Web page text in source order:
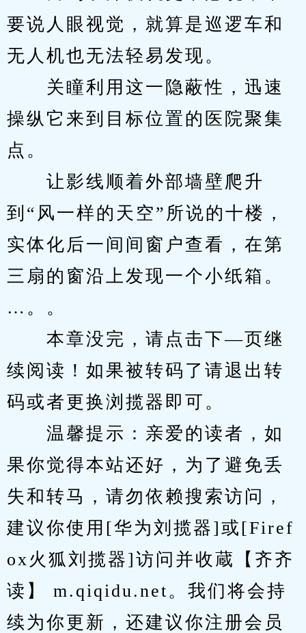
要说人眼视觉，就算是巡逻车和
无人机也无法轻易发现。
关瞳利用这一隐蔽性，迅速
操纵它来到目标位置的医院聚集
点。
让影线顺着外部墙壁爬升
到“风一样的天空”所说的十楼，
实体化后一间间窗户查看，在第
三扇的窗沿上发现一个小纸箱。
…。。
本章没完，请点击下—页继
续阅读！如果被转码了请退出转
码或者更换浏揽器即可。
温馨提示：亲爱的读者，如
果你觉得本站还好，为了避免丢
失和转马，请勿依赖搜索访问，
建议你使用[华为刘揽器]或[Firef
ox火狐刘揽器]访问并收蔵【齐齐
读】 m.qiqidu.net。我们将会持
续为你更新，还建议你注册会员